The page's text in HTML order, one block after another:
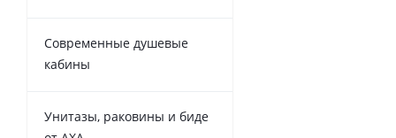
Современные душевые
кабины
Унитазы, раковины и биде